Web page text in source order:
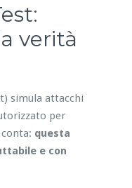
verità
simula attacchi
per
questa
e con